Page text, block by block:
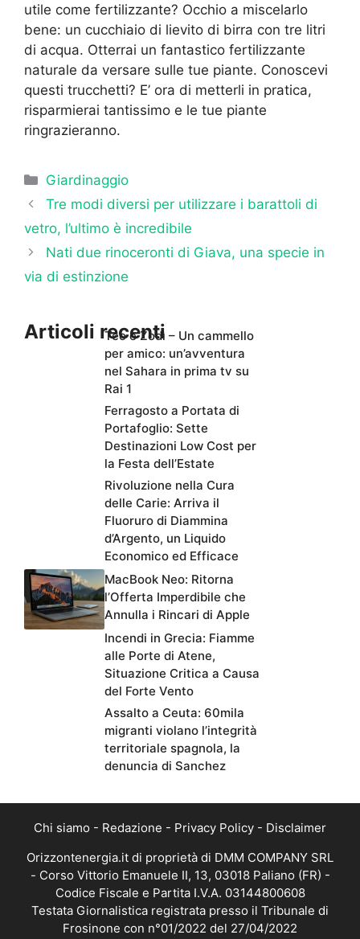
utile come fertilizzante? Occhio a miscelarlo
bene: un cucchiaio di lievito di birra con tre litri
di acqua. Otterrai un fantastico fertilizzante
naturale da versare sulle tue piante. Conoscevi
questi trucchetti? E’ ora di metterli in pratica,
risparmierai tantissimo e le tue piante
ringrazieranno.
Categorie
Giardinaggio
Tre modi diversi per utilizzare i barattoli di
vetro, l’ultimo è incredibile
Nati due rinoceronti di Giava, una specie in
via di estinzione
Articoli recentiTeo e Zodì – Un cammello
per amico: un’avventura
nel Sahara in prima tv su
Rai 1
Ferragosto a Portata di
Portafoglio: Sette
Destinazioni Low Cost per
la Festa dell’Estate
Rivoluzione nella Cura
delle Carie: Arriva il
Fluoruro di Diammina
d’Argento, un Liquido
Economico ed Efficace
MacBook Neo: Ritorna
l’Offerta Imperdibile che
Annulla i Rincari di Apple
Incendi in Grecia: Fiamme
alle Porte di Atene,
Situazione Critica a Causa
del Forte Vento
Assalto a Ceuta: 60mila
migranti violano l’integrità
territoriale spagnola, la
denuncia di Sanchez
Chi siamo - Redazione - Privacy Policy - Disclaimer
Orizzontenergia.it di proprietà di DMM COMPANY SRL
- Corso Vittorio Emanuele II, 13, 03018 Paliano (FR) -
Codice Fiscale e Partita I.V.A. 03144800608
Testata Giornalistica registrata presso il Tribunale di
Frosinone con n°01/2022 del 27/04/2022